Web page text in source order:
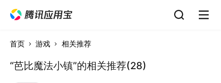
首页 游戏 相关推荐
“芭比魔法小镇”的相关推荐(28)